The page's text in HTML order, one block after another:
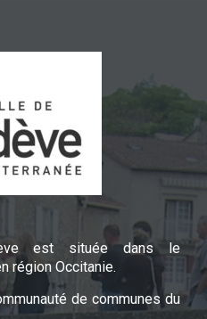
est située dans le
région Occitanie.
de communes du